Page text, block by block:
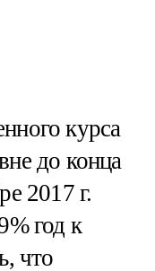
курса
до конца
2017 г.
год к
что